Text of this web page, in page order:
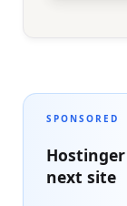
SPONSORED
next site